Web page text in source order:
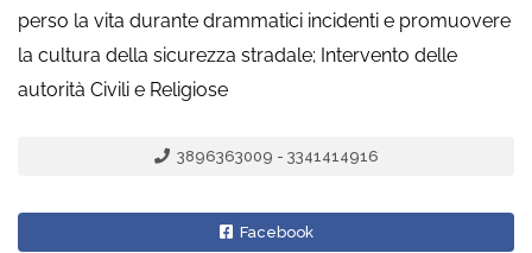
perso la vita durante drammatici incidenti e promuovere
la cultura della sicurezza stradale; Intervento delle
autorità Civili e Religiose
3896363009 - 3341414916
Facebook